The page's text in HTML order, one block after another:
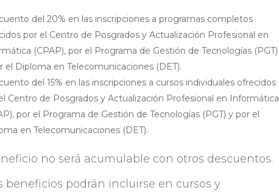
del 20% en las inscripciones a programas completos
por el Centro de Posgrados y Actualización Profesional en
(CPAP), por el Programa de Gestión de Tecnologías (PGT)
el Diploma en Telecomunicaciones (DET).
del 15% en las inscripciones a cursos individuales ofrecidos
Centro de Posgrados y Actualización Profesional en Informática
por el Programa de Gestión de Tecnologías (PGT) y por el
en Telecomunicaciones (DET).
no será acumulable con otros descuentos.
beneficios podrán incluirse en cursos y